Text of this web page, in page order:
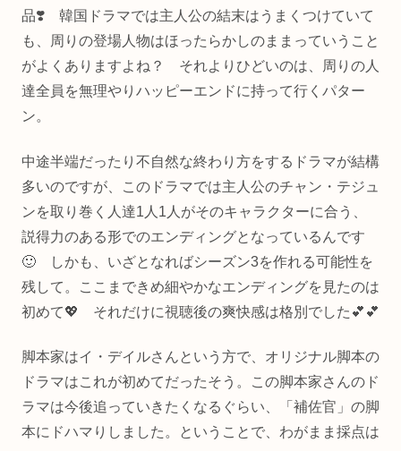
品❣️ 韓国ドラマでは主人公の結末はうまくつけていて
も、周りの登場人物はほったらかしのままっていうこと
がよくありますよね？ それよりひどいのは、周りの人
達全員を無理やりハッピーエンドに持って行くパター
ン。
中途半端だったり不自然な終わり方をするドラマが結構
多いのですが、このドラマでは主人公のチャン・テジュ
ンを取り巻く人達1人1人がそのキャラクターに合う、
説得力のある形でのエンディングとなっているんです
🙂 しかも、いざとなればシーズン3を作れる可能性を
残して。ここまできめ細やかなエンディングを見たのは
初めて💖 それだけに視聴後の爽快感は格別でした💕💕
脚本家はイ・デイルさんという方で、オリジナル脚本の
ドラマはこれが初めてだったそう。この脚本家さんのド
ラマは今後追っていきたくなるぐらい、「補佐官」の脚
本にドハマりしました。ということで、わがまま採点は